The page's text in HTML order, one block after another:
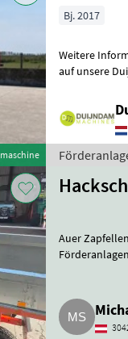
Bj. 2017
Weitere
auf unsere
Auer